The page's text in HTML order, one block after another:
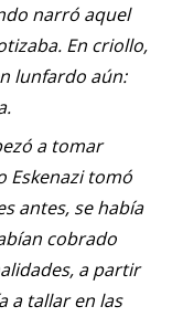
narró aquel
En criollo,
lunfardo aún:
a tomar
Eskenazi tomó
antes, se había
cobrado
a partir
a tallar en las